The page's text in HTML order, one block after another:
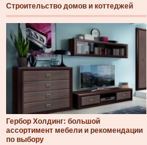
Строительство домов и коттеджей
Гербор Холдинг: большой
ассортимент мебели и рекомендации
по выбору